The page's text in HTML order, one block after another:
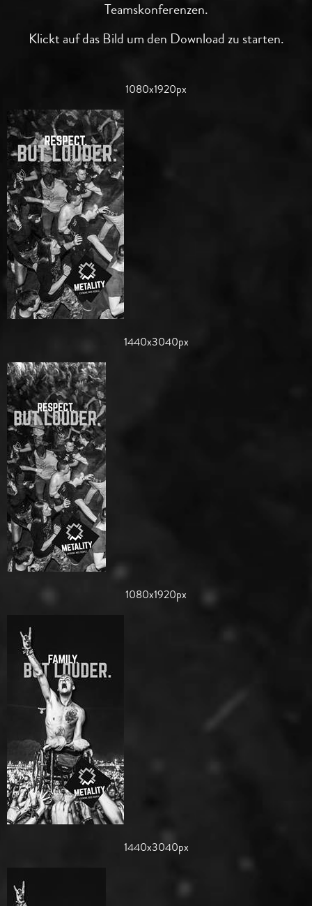
Teamskonferenzen.
Klickt auf das Bild um den Download zu starten.
1080x1920px
1440x3040px
1080x1920px
1440x3040px